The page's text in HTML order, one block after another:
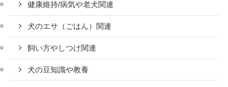
健康維持/病気や老犬関連
犬のエサ（ごはん）関連
飼い方やしつけ関連
犬の豆知識や教養